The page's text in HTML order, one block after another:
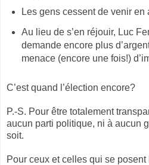
Les gens cessent de venir en
Au lieu de s’en réjouir, Luc
demande encore plus
menace (encore une fois!)
C’est quand l’élection encore?
P.-S. Pour être totalement
aucun parti politique, ni à aucun
soit.
Pour ceux et celles qui se